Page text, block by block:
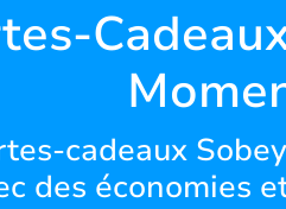
cadeaux
des économies